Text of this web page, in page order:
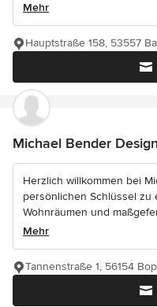
Mehr
Hauptstraße 158, 53557
Michael Bender Design
Herzlich willkommen bei
persönlichen Schlüssel zu
Wohnräumen und
Mehr
Tannenstraße 1, 56154